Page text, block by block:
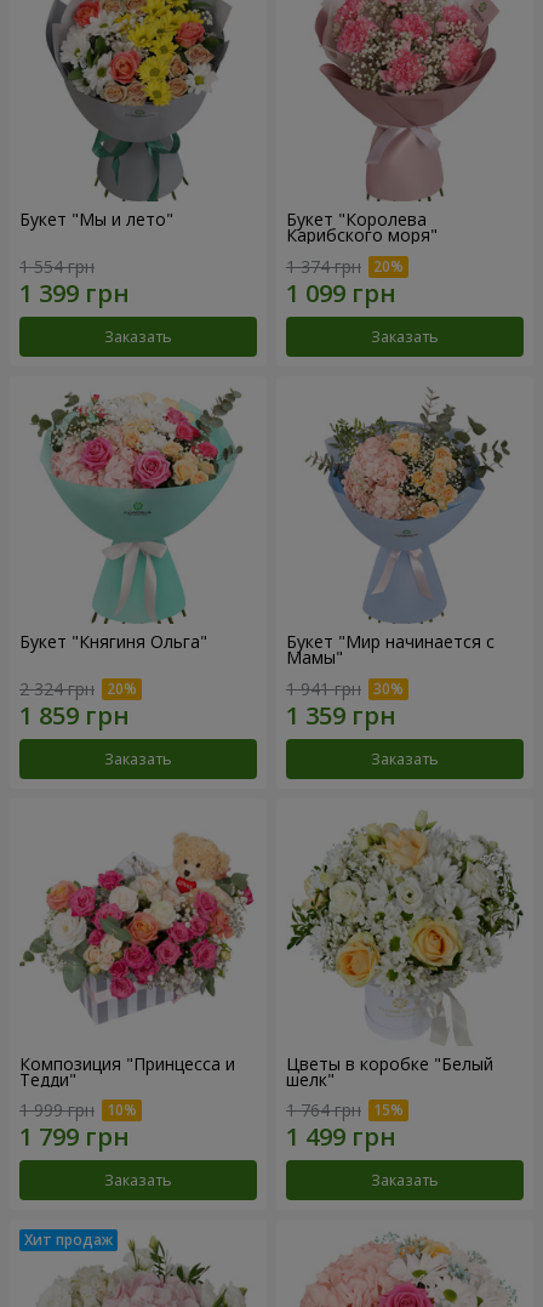
Букет "Мы и лето"
1 554 грн
Заказать
Букет "Королева
Карибского моря"
1 374 грн
Заказать
Букет "Княгиня Ольга"
2 324 грн
Заказать
Букет "Мир начинается с
Мамы"
1 941 грн
Заказать
Композиция "Принцесса и
Тедди"
1 999 грн
Заказать
Цветы в коробке "Белый
шелк"
1 764 грн
Заказать